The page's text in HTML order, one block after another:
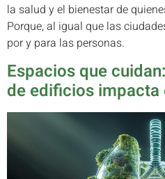
la salud y el bienestar de
Porque, al igual que las
por y para las personas.
Espacios que
de edificios impacta